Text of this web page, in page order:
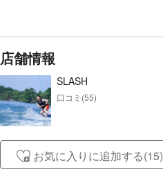
店舗情報
SLASH
口コミ(55)
お気に入りに追加する(15)